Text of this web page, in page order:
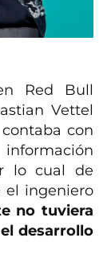
Red Bull
Vettel
con
lo cual de
el ingeniero
no tuviera
desarrollo